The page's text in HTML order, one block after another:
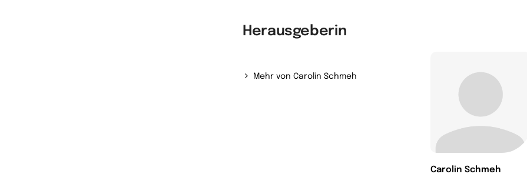
Herausgeberin
Carolin Schmeh
Mehr von Carolin Schmeh